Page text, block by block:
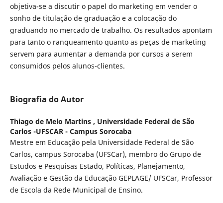
objetiva-se a discutir o papel do marketing em vender o
sonho de titulação de graduação e a colocação do
graduando no mercado de trabalho. Os resultados apontam
para tanto o ranqueamento quanto as peças de marketing
servem para aumentar a demanda por cursos a serem
consumidos pelos alunos-clientes.
Biografia do Autor
Thiago de Melo Martins , Universidade Federal de São
Carlos -UFSCAR - Campus Sorocaba
Mestre em Educação pela Universidade Federal de São
Carlos, campus Sorocaba (UFSCar), membro do Grupo de
Estudos e Pesquisas Estado, Políticas, Planejamento,
Avaliação e Gestão da Educação GEPLAGE/ UFSCar, Professor
de Escola da Rede Municipal de Ensino.